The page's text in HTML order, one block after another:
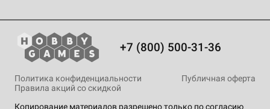
+7 (800) 500-31-36
Копирование материалов разрешено только по согласию
Политика конфиденциальности
Публичная оферта
Правила акций со скидкой